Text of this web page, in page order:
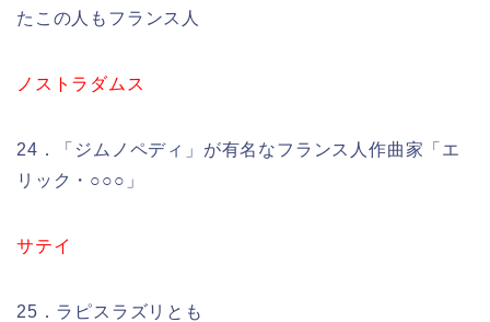
たこの人もフランス人
ノストラダムス
24．「ジムノペディ」が有名なフランス人作曲家「エ
リック・○○○」
サテイ
25．ラピスラズリとも